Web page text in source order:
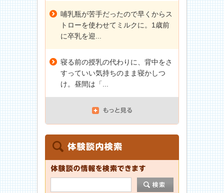
哺乳瓶が苦手だったので早くからス
トローを使わせてミルクに。1歳前
に卒乳を迎...
寝る前の授乳の代わりに、背中をさ
すっていい気持ちのまま寝かしつ
け。昼間は「...